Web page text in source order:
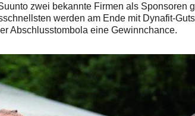
zwei bekannte Firmen als Sponsoren
werden am Ende mit Dynafit-
Abschlusstombola eine Gewinnchance.